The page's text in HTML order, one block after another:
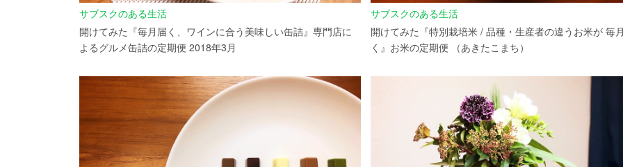
サブスクのある生活
開けてみた『毎月届く、ワインに合う美味しい缶詰』専門店に
よるグルメ缶詰の定期便 2018年3月
サブスクのある生活
開けてみた『特別栽培米 / 品種・生産者の違うお米が 毎
く』お米の定期便 （あきたこまち）